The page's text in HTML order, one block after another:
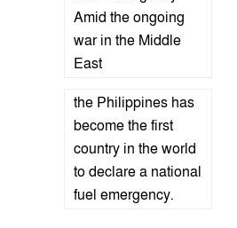
Amid the ongoing
war in the Middle
East
the Philippines has
become the first
country in the world
to declare a national
fuel emergency.